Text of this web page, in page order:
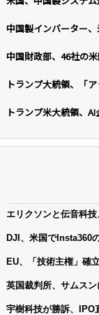
中国製インバーター
中国財政部、46社の
トランプ大統領、「
トランプ米大統領、
エリクソンと伝音科
DJI、米国でInsta360
EU、「技術主権」確
英国裁判所、サムス
宇樹科技が勝訴、IPO